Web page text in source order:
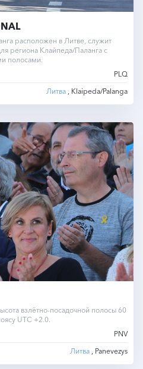
расположен в Литве, служит
региона Клайпеда/Паланга с
полосами.
PLQ
Литва , Klaipeda/Palanga
взлётно-посадочной полосы 60
UTC +2.0.
PNV
Литва , Panevezys